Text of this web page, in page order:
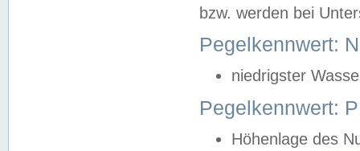
bzw. werden bei
Pegelkennwert:
niedrigster
Pegelkennwert:
Höhenlage des